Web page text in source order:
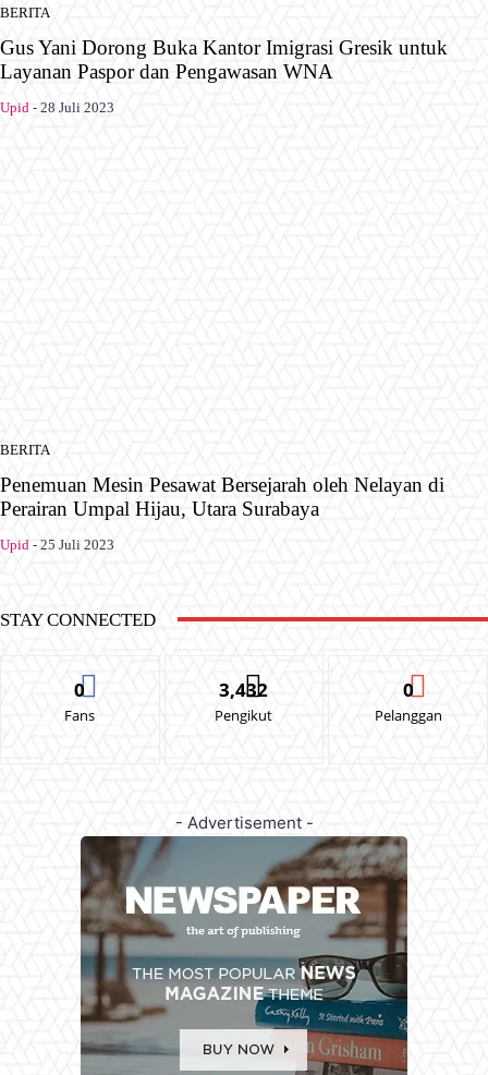
BERITA
Gus Yani Dorong Buka Kantor Imigrasi Gresik untuk
Layanan Paspor dan Pengawasan WNA
Upid - 28 Juli 2023
BERITA
Penemuan Mesin Pesawat Bersejarah oleh Nelayan di
Perairan Umpal Hijau, Utara Surabaya
Upid - 25 Juli 2023
STAY CONNECTED
0
Fans
3,432
Pengikut
0
Pelanggan
- Advertisement -